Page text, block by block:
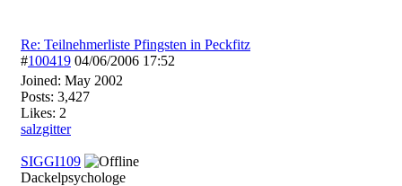
Re: Teilnehmerliste Pfingsten in Peckfitz
#100419 04/06/2006 17:52
Joined: May 2002
Posts: 3,427
Likes: 2
salzgitter
SIGGI109
Dackelpsychologe